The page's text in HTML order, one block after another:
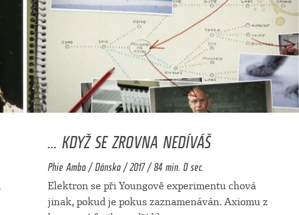
... KDYŽ SE ZROVNA NEDÍVÁŠ
Phie Ambo / Dánsko / 2017 / 84 min. 0 sec.
Elektron se při Youngově experimentu chová
jinak, pokud je pokus zaznamenáván. Axiomu z